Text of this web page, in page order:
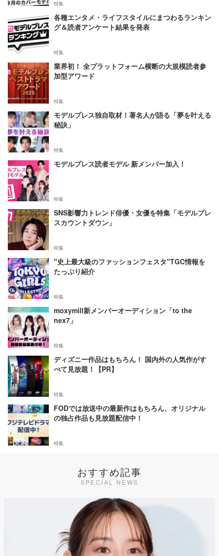
特集
各種エンタメ・ライフスタイルにまつわるランキン
グ＆読者アンケート結果を発表
特集
業界初！ 全プラットフォーム横断の大規模読者参
加型アワード
特集
モデルプレス独自取材！著名人が語る「夢を叶える
秘訣」
特集
モデルプレス読者モデル 新メンバー加入！
特集
SNS影響力トレンド俳優・女優を特集「モデルプレ
スカウントダウン」
特集
"史上最大級のファッションフェスタ"TGC情報を
たっぷり紹介
特集
moxymill新メンバーオーディション「to the
nex7」
特集
ディズニー作品はもちろん！ 国内外の人気作がす
べて見放題！【PR】
特集
FODでは放送中の最新作はもちろん、オリジナル
の独占作品も見放題配信中！
特集
おすすめ記事
SPECIAL NEWS